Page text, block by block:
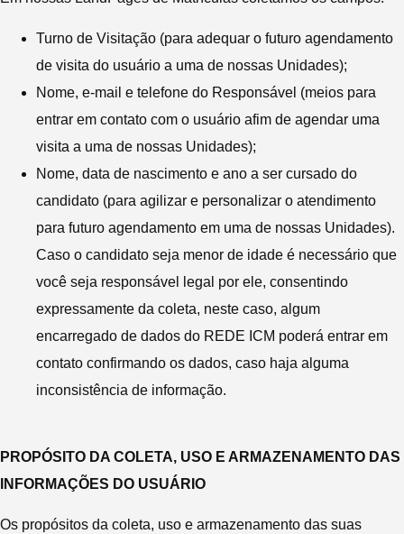
Turno de Visitação (para adequar o futuro agendamento
de visita do usuário a uma de nossas Unidades);
Nome, e-mail e telefone do Responsável (meios para
entrar em contato com o usuário afim de agendar uma
visita a uma de nossas Unidades);
Nome, data de nascimento e ano a ser cursado do
candidato (para agilizar e personalizar o atendimento
para futuro agendamento em uma de nossas Unidades).
Caso o candidato seja menor de idade é necessário que
você seja responsável legal por ele, consentindo
expressamente da coleta, neste caso, algum
encarregado de dados do REDE ICM poderá entrar em
contato confirmando os dados, caso haja alguma
inconsistência de informação.
PROPÓSITO DA COLETA, USO E ARMAZENAMENTO DAS
INFORMAÇÕES DO USUÁRIO
Os propósitos da coleta, uso e armazenamento das suas